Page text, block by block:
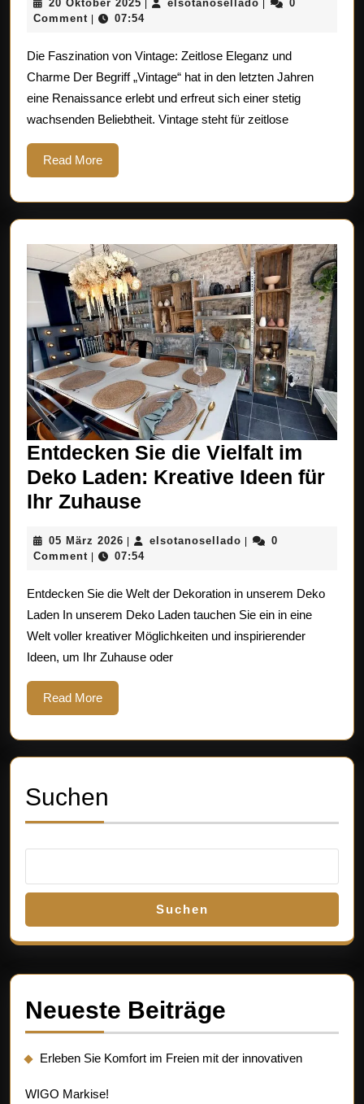
Eleganz
Vintage:
Ein
Blick
20 Oktober 2025
Oktober
elsotanosellado
0
Comment | 07:54
Die Faszination von Vintage: Zeitlose Eleganz und
Charme Der Begriff „Vintage“ hat in den letzten Jahren
eine Renaissance erlebt und erfreut sich einer stetig
wachsenden Beliebtheit. Vintage steht für zeitlose
Read MoreRead
More
Entdecken Sie die Vielfalt im
Deko Laden: Kreative Ideen für
Ihr Zuhause
die
im
Deko
Laden:
Ihr
05 März 2026 05
März
| elsotanosellado elsotanosellado
|
0
Comment | 07:54
Entdecken Sie die Welt der Dekoration in unserem Deko
Laden In unserem Deko Laden tauchen Sie ein in eine
Welt voller kreativer Möglichkeiten und inspirierender
Ideen, um Ihr Zuhause oder
Read MoreRead
More
Suchen
Suchen
Neueste Beiträge
Erleben Sie Komfort im Freien mit der innovativen
WIGO Markise!